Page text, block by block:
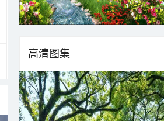
高清图集